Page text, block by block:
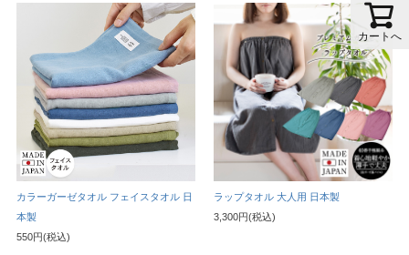
カラーガーゼタオル フェイスタオル 日
本製
550円(税込)
ラップタオル 大人用 日本製
3,300円(税込)
カートへ